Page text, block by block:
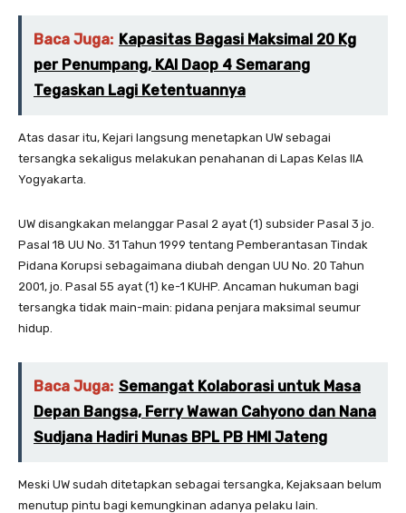
Baca Juga: Kapasitas Bagasi Maksimal 20 Kg
per Penumpang, KAI Daop 4 Semarang
Tegaskan Lagi Ketentuannya
Atas dasar itu, Kejari langsung menetapkan UW sebagai
tersangka sekaligus melakukan penahanan di Lapas Kelas IIA
Yogyakarta.
UW disangkakan melanggar Pasal 2 ayat (1) subsider Pasal 3 jo.
Pasal 18 UU No. 31 Tahun 1999 tentang Pemberantasan Tindak
Pidana Korupsi sebagaimana diubah dengan UU No. 20 Tahun
2001, jo. Pasal 55 ayat (1) ke-1 KUHP. Ancaman hukuman bagi
tersangka tidak main-main: pidana penjara maksimal seumur
hidup.
Baca Juga: Semangat Kolaborasi untuk Masa
Depan Bangsa, Ferry Wawan Cahyono dan Nana
Sudjana Hadiri Munas BPL PB HMI Jateng
Meski UW sudah ditetapkan sebagai tersangka, Kejaksaan belum
menutup pintu bagi kemungkinan adanya pelaku lain.